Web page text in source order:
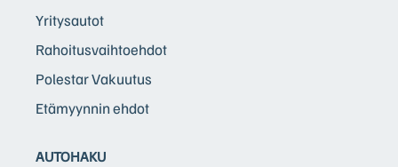
Yritysautot
Rahoitusvaihtoehdot
Polestar Vakuutus
Etämyynnin ehdot
AUTOHAKU